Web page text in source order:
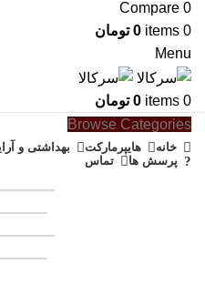
0
Compare
0
items
0 تومان
Menu
0
items
0 تومان
Browse Categories
خانه هایپرمارکت بهداشتی و
پرسش ها
تماس